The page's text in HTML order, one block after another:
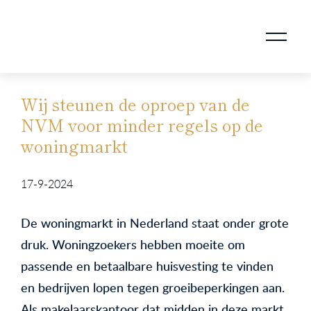
Wij steunen de oproep van de
NVM voor minder regels op de
woningmarkt
17-9-2024
De woningmarkt in Nederland staat onder grote
druk. Woningzoekers hebben moeite om
passende en betaalbare huisvesting te vinden
en bedrijven lopen tegen groeibeperkingen aan.